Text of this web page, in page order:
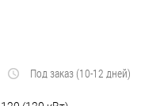
Под заказ (10-12 дней)